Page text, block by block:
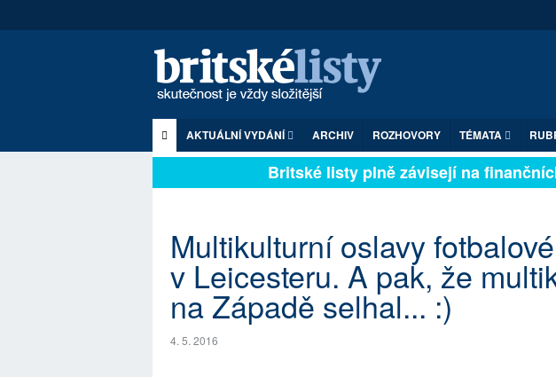
AKTUÁLNÍ VYDÁNÍ ARCHIV ROZHOVORY TÉMATA
Britské listy plně závisejí na
Multikulturní oslavy
v Leicesteru. A pak, že
na Západě selhal... :)
4. 5. 2016